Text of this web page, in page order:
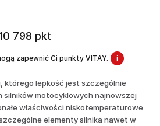
798 pkt
zapewnić Ci punkty VITAY. i
którego lepkość jest szczególnie
silników motocyklowych najnowszej
właściwości niskotemperaturowe
elementy silnika nawet w